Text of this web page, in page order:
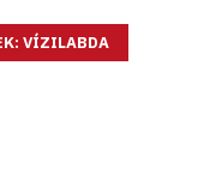
VÍZILABDA